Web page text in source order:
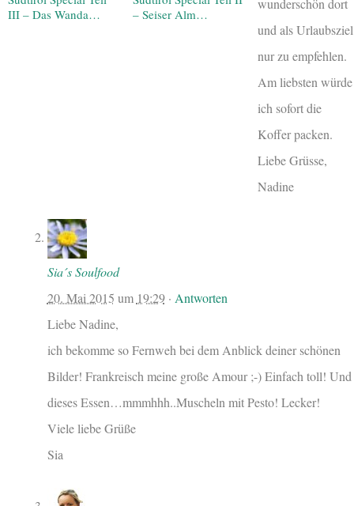
III – Das Wanda…
– Seiser Alm…
und als Urlaubsziel
nur zu empfehlen.
Am liebsten würde
ich sofort die
Koffer packen.
Liebe Grüsse,
Nadine
Sia´s Soulfood
20. Mai 2015 um 19:29· Antworten
Liebe Nadine,
ich bekomme so Fernweh bei dem Anblick deiner schönen
Bilder! Frankreisch meine große Amour ;-) Einfach toll! Und
dieses Essen…mmmhhh..Muscheln mit Pesto! Lecker!
Viele liebe Grüße
Sia